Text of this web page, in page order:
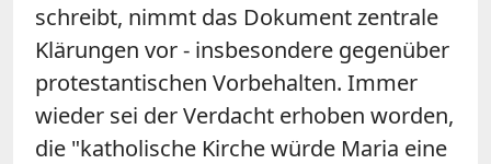
schreibt, nimmt das Dokument zentrale
Klärungen vor - insbesondere gegenüber
protestantischen Vorbehalten. Immer
wieder sei der Verdacht erhoben worden,
die "katholische Kirche würde Maria eine